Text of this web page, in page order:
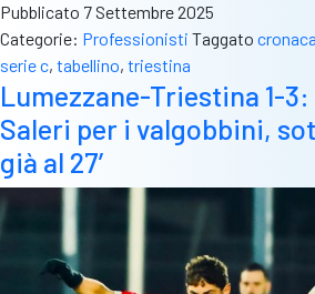
a
Trieste
ma
sbaglia
un
rigore
sul
gong
porta
a
Pubblicato 7 Settembre 2025
Categorie: Professionisti Taggato cronaca
serie c, tabellino, triestina
Lumezzane-Triestina 1-
Saleri per i valgobbini,
già al 27′